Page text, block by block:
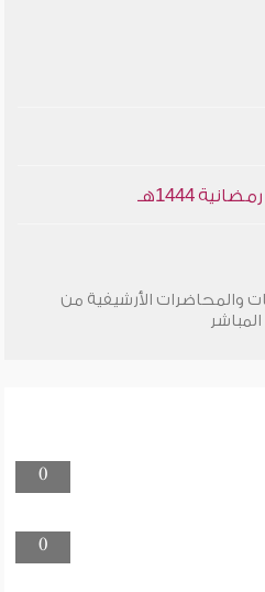
1444هـ
والمحاضرات الأرشيفية من
0
0